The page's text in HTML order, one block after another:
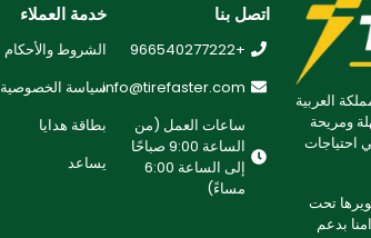
العربية
ومريحة
احتياجات
وتم تطويرها تحت
يعكس التزامنا بدعم
اتصل بنا
+966540277222
info@tirefaster.com
ساعات العمل (من
الساعة 9:00 صباحًا
إلى الساعة 6:00
مساءً)
خدمة العملاء
الشروط والأحكام
سياسة الخصوصية
بطاقة هدايا
يساعد